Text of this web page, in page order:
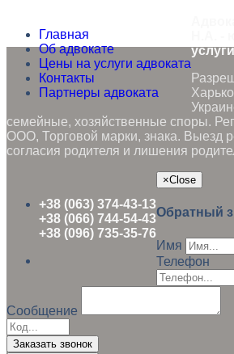
Главная
Об адвокате
Цены на услуги адвоката
Контакты
Партнеры адвоката
семейные, хозяйственные споры.
ООО, Торговой марки, знака. Выезд
согласия родителя и лишения
+38 (063) 374-43-13
+38 (066) 744-54-43
+38 (096) 735-35-76
×Close
Обратный
Имя
Телефон
Сообщение
Заказать звонок